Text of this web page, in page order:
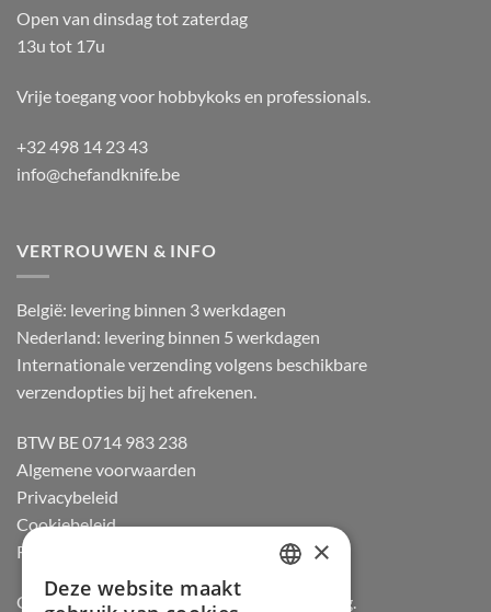
Open van dinsdag tot zaterdag
13u tot 17u
Vrije toegang voor hobbykoks en professionals.
+32 498 14 23 43
info@chefandknife.be
VERTROUWEN & INFO
België: levering binnen 3 werkdagen
Nederland: levering binnen 5 werkdagen
Internationale verzending volgens beschikbare
verzendopties bij het afrekenen.
BTW BE 0714 983 238
Algemene voorwaarden
Privacybeleid
Cookiebeleid
Retourneren
Officiële dealer van Gozney en Big Green Egg.
×
Deze website maakt